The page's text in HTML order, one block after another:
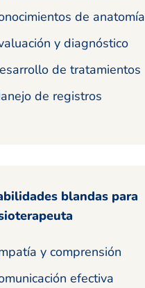
de anatomía
y diagnóstico
de tratamientos
de registros
blandas para
y comprensión
efectiva